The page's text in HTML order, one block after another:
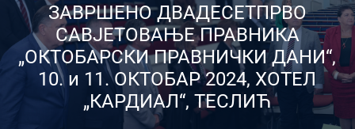
ЗАВРШЕНО ДВАДЕСЕТПРВО
САВЈЕТОВАЊЕ ПРАВНИКА
„ОКТОБАРСКИ ПРАВНИЧКИ ДАНИ“,
10. и 11. ОКТОБАР 2024, ХОТЕЛ
„КАРДИАЛ“, ТЕСЛИЋ